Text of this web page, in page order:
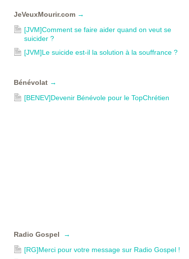
JeVeuxMourir.com →
[JVM]Comment se faire aider quand on veut se
suicider ?
[JVM]Le suicide est-il la solution à la souffrance ?
Bénévolat →
[BENEV]Devenir Bénévole pour le TopChrétien
Radio Gospel
→
[RG]Merci pour votre message sur Radio Gospel !